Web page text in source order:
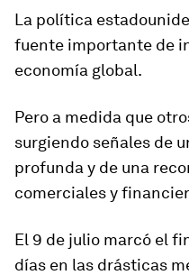
La política
fuente importante de
economía global.
Pero a medida que
surgiendo señales de
profunda y de una
comerciales y
El 9 de julio marcó el
días en las drásticas